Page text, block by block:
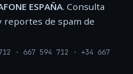
ESPAÑA. Consulta
reportes de spam de
· 667 594 712 · +34 667